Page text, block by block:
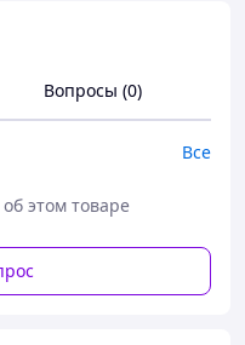
Вопросы (0)
Все
этом товаре